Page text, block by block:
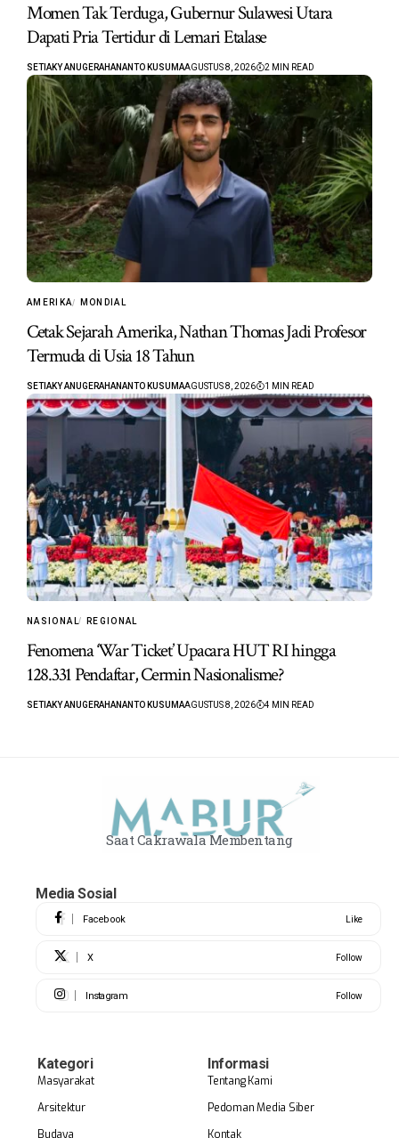
Momen Tak Terduga, Gubernur Sulawesi Utara
Dapati Pria Tertidur di Lemari Etalase
SETIAKY ANUGERAHANANTO KUSUMAAGUSTUS 8, 2026 2 MIN READ
AMERIKA MONDIAL
Cetak Sejarah Amerika, Nathan Thomas Jadi Profesor
Termuda di Usia 18 Tahun
SETIAKY ANUGERAHANANTO KUSUMAAGUSTUS 8, 2026 1 MIN READ
NASIONAL REGIONAL
Fenomena ‘War Ticket’ Upacara HUT RI hingga
128.331 Pendaftar, Cermin Nasionalisme?
SETIAKY ANUGERAHANANTO KUSUMAAGUSTUS 8, 2026 4 MIN READ
Saat Cakrawala Membentang
Media Sosial
Facebook Like
X Follow
Instagram Follow
Kategori
Masyarakat
Arsitektur
Budaya
Informasi
Tentang Kami
Pedoman Media Siber
Kontak